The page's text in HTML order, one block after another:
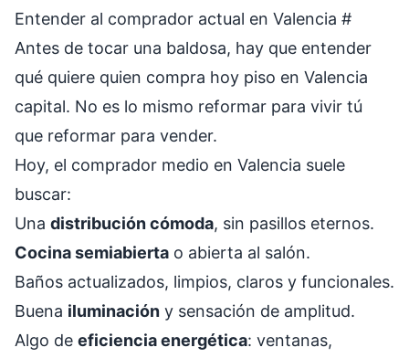
Entender al comprador actual en Valencia #
Antes de tocar una baldosa, hay que entender
qué quiere quien compra hoy piso en Valencia
capital. No es lo mismo reformar para vivir tú
que reformar para vender.
Hoy, el comprador medio en Valencia suele
buscar:
Una distribución cómoda, sin pasillos eternos.
Cocina semiabierta o abierta al salón.
Baños actualizados, limpios, claros y funcionales.
Buena iluminación y sensación de amplitud.
Algo de eficiencia energética: ventanas,